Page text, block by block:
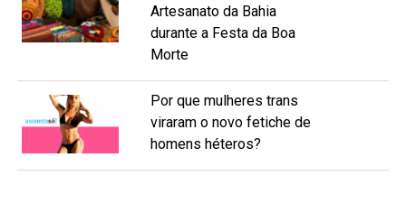
Artesanato da Bahia
durante a Festa da Boa
Morte
Por que mulheres trans
viraram o novo fetiche de
homens héteros?